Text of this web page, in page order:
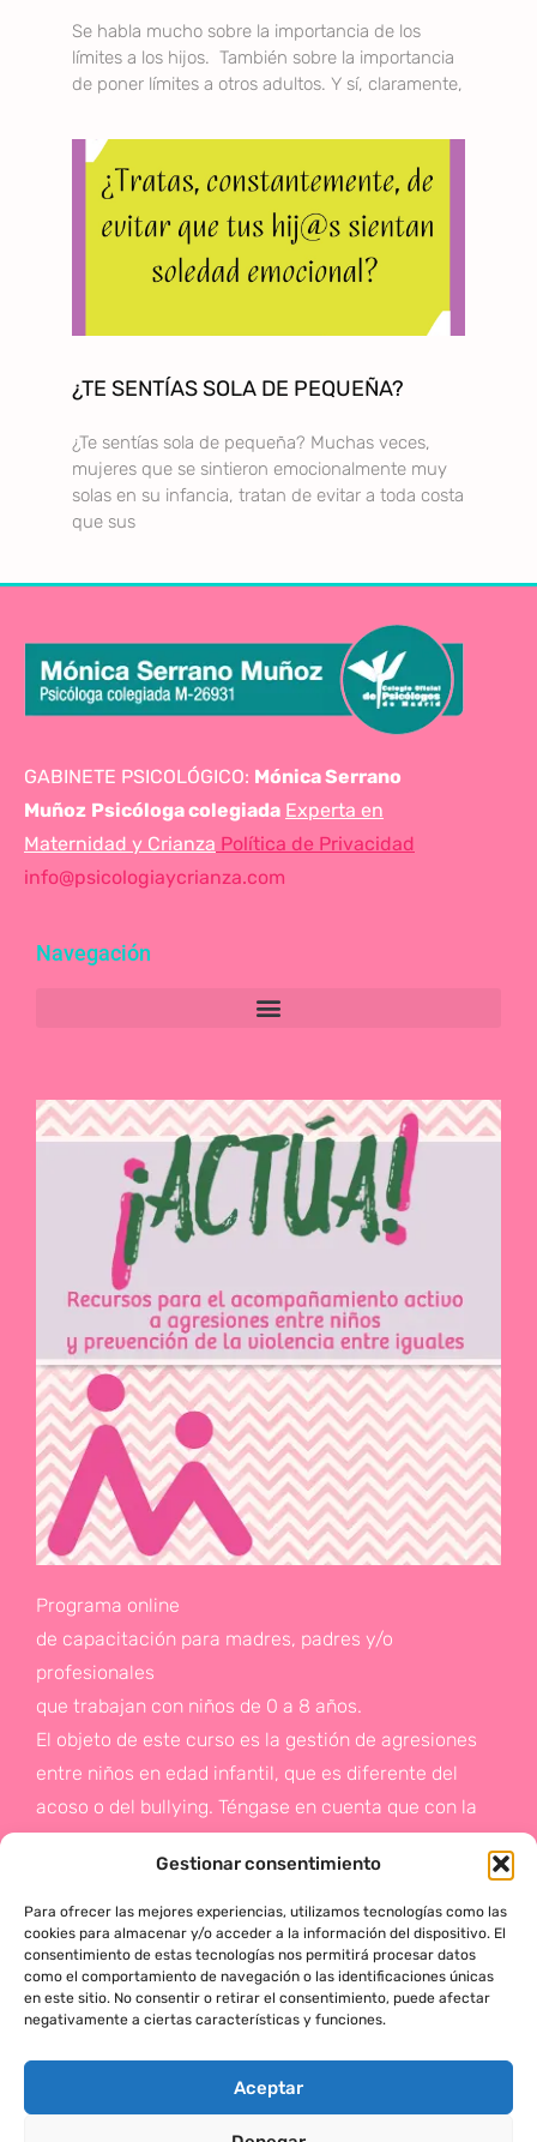
Gestionar consentimiento
Para ofrecer las mejores experiencias, utilizamos tecnologías como las
cookies para almacenar y/o acceder a la información del dispositivo. El
consentimiento de estas tecnologías nos permitirá procesar datos
como el comportamiento de navegación o las identificaciones únicas
en este sitio. No consentir o retirar el consentimiento, puede afectar
negativamente a ciertas características y funciones.
Aceptar
Se habla mucho sobre la importancia de los
límites a los hijos. También sobre la importancia
de poner límites a otros adultos. Y sí, claramente,
¿TE SENTÍAS SOLA DE PEQUEÑA?
¿Te sentías sola de pequeña? Muchas veces,
mujeres que se sintieron emocionalmente muy
solas en su infancia, tratan de evitar a toda costa
que sus
GABINETE PSICOLÓGICO: Mónica Serrano
Muñoz Psicóloga colegiada Experta en
Maternidad y Crianza Política de Privacidad
info@psicologiaycrianza.com
Navegación
Programa online
de capacitación para madres, padres y/o
profesionales
que trabajan con niños de 0 a 8 años.
El objeto de este curso es la gestión de agresiones
entre niños en edad infantil, que es diferente del
acoso o del bullying. Téngase en cuenta que con la
gestión de agresiones pretendemos sentar las bases
de la prevención a un problema que suele aparecer
en etapas posteriores como es el acoso.
Si deseas más información,
haz click en este enlace: